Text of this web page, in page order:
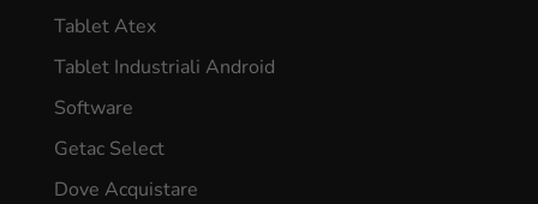
Tablet Atex
Tablet Industriali Android
Software
Getac Select
Dove Acquistare